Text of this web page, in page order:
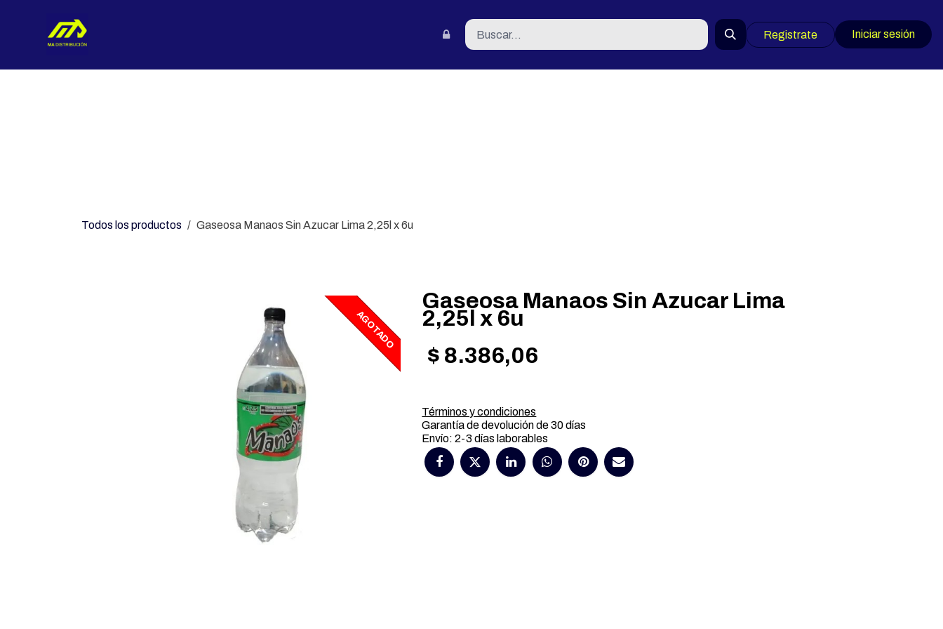
Registrate Iniciar sesión
Todos los productos Gaseosa Manaos Sin Azucar Lima 2,25l x 6u
AGOTADO
Gaseosa Manaos Sin Azucar Lima
2,25l x 6u
$ 8.386,06
Términos y condiciones
Garantía de devolución de 30 días
Envío: 2-3 días laborables